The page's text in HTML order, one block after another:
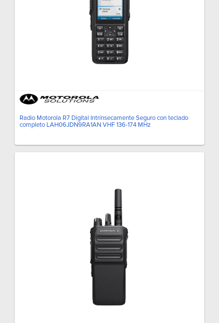
Radio Motorola R7 Digital Intrínsecamente Seguro con teclado
completo LAH06JDN9RA1AN VHF 136-174 MHz